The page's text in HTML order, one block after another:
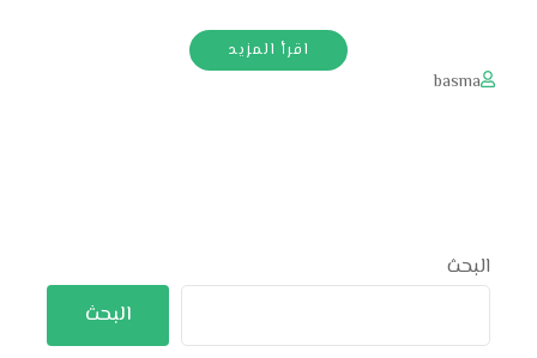
اقرأ المزيد
basma
البحث
البحث